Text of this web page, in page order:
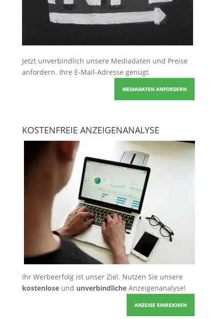
Jetzt unverbindlich unsere Mediadaten und Preise
anfordern. Ihre E-Mail-Adresse genügt.
MEDIADATEN ANFORDERN
KOSTENFREIE ANZEIGENANALYSE
Ihr Werbeerfolg ist unser Ziel. Nutzen Sie unsere
kostenloseund unverbindlicheAnzeigenanalyse!
ANZEIGE EINREICHEN